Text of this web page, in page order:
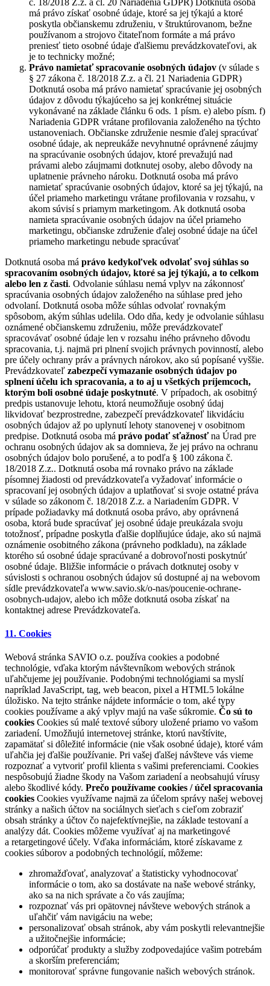
má právo získať osobné údaje, ktoré sa jej týkajú a ktoré
poskytla občianskemu združeniu, v štruktúrovanom, bežne
používanom a strojovo čitateľnom formáte a má právo
preniesť tieto osobné údaje ďalšiemu prevádzkovateľovi, ak
je to technicky možné;
Právo namietať spracovanie osobných údajov (v súlade s
§ 27 zákona č. 18/2018 Z.z. a čl. 21 Nariadenia GDPR)
Dotknutá osoba má právo namietať spracúvanie jej osobných
údajov z dôvodu týkajúceho sa jej konkrétnej situácie
vykonávané na základe článku 6 ods. 1 písm. e) alebo písm. f)
Nariadenia GDPR vrátane profilovania založeného na týchto
ustanoveniach. Občianske združenie nesmie ďalej spracúvať
osobné údaje, ak nepreukáže nevyhnutné oprávnené záujmy
na spracúvanie osobných údajov, ktoré prevažujú nad
právami alebo záujmami dotknutej osoby, alebo dôvody na
uplatnenie právneho nároku. Dotknutá osoba má právo
namietať spracúvanie osobných údajov, ktoré sa jej týkajú, na
účel priameho marketingu vrátane profilovania v rozsahu, v
akom súvisí s priamym marketingom. Ak dotknutá osoba
namieta spracúvanie osobných údajov na účel priameho
marketingu, občianske združenie ďalej osobné údaje na účel
priameho marketingu nebude spracúvať
Dotknutá osoba má právo kedykoľvek odvolať svoj súhlas so
spracovaním osobných údajov, ktoré sa jej týkajú, a to celkom
alebo len z časti. Odvolanie súhlasu nemá vplyv na zákonnosť
spracúvania osobných údajov založeného na súhlase pred jeho
odvolaní. Dotknutá osoba môže súhlas odvolať rovnakým
spôsobom, akým súhlas udelila. Odo dňa, kedy je odvolanie súhlasu
oznámené občianskemu združeniu, môže prevádzkovateľ
spracovávať osobné údaje len v rozsahu iného právneho dôvodu
spracovania, t.j. najmä pri plnení svojich právnych povinností, alebo
pre účely ochrany práv a právnych nárokov, ako sú popísané vyššie.
Prevádzkovateľ zabezpečí vymazanie osobných údajov po
splnení účelu ich spracovania, a to aj u všetkých príjemcoch,
ktorým boli osobné údaje poskytnuté. V prípadoch, ak osobitný
predpis ustanovuje lehotu, ktorá neumožňuje osobný údaj
likvidovať bezprostredne, zabezpečí prevádzkovateľ likvidáciu
osobných údajov až po uplynutí lehoty stanovenej v osobitnom
predpise. Dotknutá osoba má právo podať sťažnosťna Úrad pre
ochranu osobných údajov ak sa domnieva, že jej právo na ochranu
osobných údajov bolo porušené, a to podľa § 100 zákona č.
18/2018 Z.z.. Dotknutá osoba má rovnako právo na základe
písomnej žiadosti od prevádzkovateľa vyžadovať informácie o
spracovaní jej osobných údajov a uplatňovať si svoje ostatné práva
v súlade so zákonom č. 18/2018 Z.z. a Nariadením GDPR. V
prípade požiadavky má dotknutá osoba právo, aby oprávnená
osoba, ktorá bude spracúvať jej osobné údaje preukázala svoju
totožnosť, prípadne poskytla ďalšie doplňujúce údaje, ako sú najmä
oznámenie osobitného zákona (právneho podkladu), na základe
ktorého sú osobné údaje spracúvané a dobrovoľnosti poskytnúť
osobné údaje. Bližšie informácie o právach dotknutej osoby v
súvislosti s ochranou osobných údajov sú dostupné aj na webovom
sídle prevádzkovateľa www.savio.sk/o-nas/poucenie-ochrane-
osobnych-udajov, alebo ich môže dotknutá osoba získať na
kontaktnej adrese Prevádzkovateľa.
11. Cookies
Webová stránka SAVIO o.z. používa cookies a podobné
technológie, vďaka ktorým návštevníkom webových stránok
uľahčujeme jej používanie. Podobnými technológiami sa myslí
napríklad JavaScript, tag, web beacon, pixel a HTML5 lokálne
úložisko. Na tejto stránke nájdete informácie o tom, aké typy
cookies používame a aký vplyv majú na vaše súkromie. Čo sú to
cookies Cookies sú malé textové súbory uložené priamo vo vašom
zariadení. Umožňujú internetovej stránke, ktorú navštívite,
zapamätať si dôležité informácie (nie však osobné údaje), ktoré vám
uľahčia jej ďalšie používanie. Pri vašej ďalšej návšteve vás vieme
rozpoznať a vytvoriť profil klienta s vašimi preferenciami. Cookies
nespôsobujú žiadne škody na Vašom zariadení a neobsahujú vírusy
alebo škodlivé kódy. Prečo používame cookies / účel spracovania
cookies Cookies využívame najmä za účelom správy našej webovej
stránky a našich účtov na sociálnych sieťach s cieľom zobraziť
obsah stránky a účtov čo najefektívnejšie, na základe testovaní a
analýzy dát. Cookies môžeme využívať aj na marketingové
a retargetingové účely. Vďaka informáciám, ktoré získavame z
cookies súborov a podobných technológií, môžeme:
zhromažďovať, analyzovať a štatisticky vyhodnocovať
informácie o tom, ako sa dostávate na naše webové stránky,
ako sa na nich správate a čo vás zaujíma;
rozpoznať vás pri opätovnej návšteve webových stránok a
uľahčiť vám navigáciu na webe;
personalizovať obsah stránok, aby vám poskytli relevantnejšie
a užitočnejšie informácie;
odporúčať produkty a služby zodpovedajúce vašim potrebám
a skorším preferenciám;
monitorovať správne fungovanie našich webových stránok.